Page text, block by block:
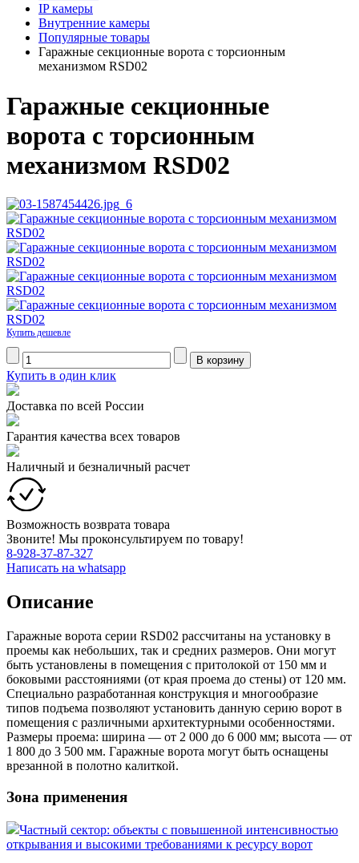
IP камеры
Внутренние камеры
Популярные товары
Гаражные секционные ворота с торсионным
механизмом RSD02
Гаражные секционные
ворота с торсионным
механизмом RSD02
Купить дешевле
Купить в один клик
Доставка по всей России
Гарантия качества всех товаров
Наличный и безналичный расчет
Возможность возврата товара
Звоните! Мы проконсультируем по товару!
8-928-37-87-327
Написать на whatsapp
Описание
Гаражные ворота серии RSD02 рассчитаны на установку в
проемы как небольших, так и средних размеров. Они могут
быть установлены в помещения с притолокой от 150 мм и
боковыми расстояниями (от края проема до стены) от 120 мм.
Специально разработанная конструкция и многообразие
типов подъема позволяют установить данную серию ворот в
помещения с различными архитектурными особенностями.
Размеры проема: ширина — от 2 000 до 6 000 мм; высота — от
1 800 до 3 500 мм. Гаражные ворота могут быть оснащены
врезанной в полотно калиткой.
Зона применения
Частный сектор: объекты с повышенной интенсивностью
открывания и высокими требованиями к ресурсу ворот